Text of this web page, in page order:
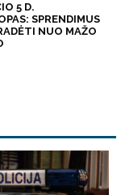
5 D.
SPRENDIMUS
NUO MAŽO